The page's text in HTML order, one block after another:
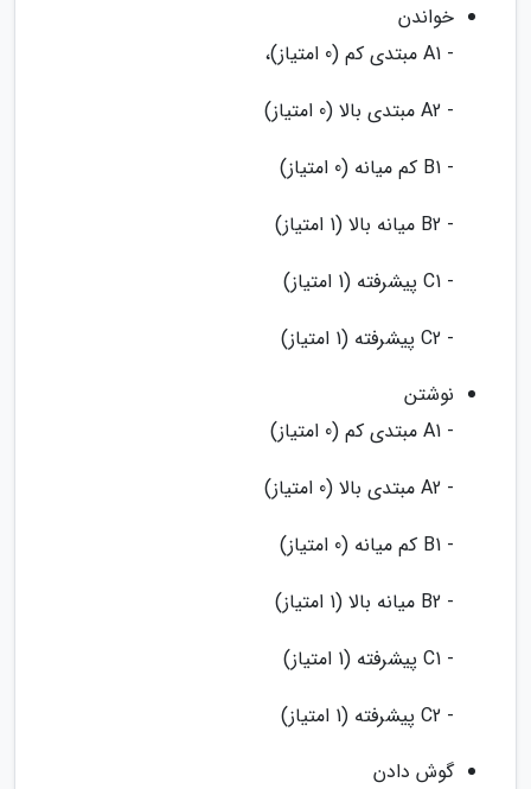
خواندن
- A1 مبتدی کم (0 امتیاز)،
- A2 مبتدی بالا (0 امتیاز)
- B1 کم میانه (0 امتیاز)
- B2 میانه بالا (1 امتیاز)
- C1 پیشرفته (1 امتیاز)
- C2 پیشرفته (1 امتیاز)
نوشتن
- A1 مبتدی کم (0 امتیاز)
- A2 مبتدی بالا (0 امتیاز)
- B1 کم میانه (0 امتیاز)
- B2 میانه بالا (1 امتیاز)
- C1 پیشرفته (1 امتیاز)
- C2 پیشرفته (1 امتیاز)
گوش دادن